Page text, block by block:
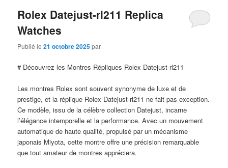
Rolex Datejust-rl211 Replica
Watches
Publié le21 octobre 2025par
# Découvrez les Montres Répliques Rolex Datejust-rl211
Les montres Rolex sont souvent synonyme de luxe et de
prestige, et la réplique Rolex Datejust-rl211 ne fait pas exception.
Ce modèle, issu de la célèbre collection Datejust, incarne
l’élégance intemporelle et la performance. Avec un mouvement
automatique de haute qualité, propulsé par un mécanisme
japonais Miyota, cette montre offre une précision remarquable
que tout amateur de montres appréciera.